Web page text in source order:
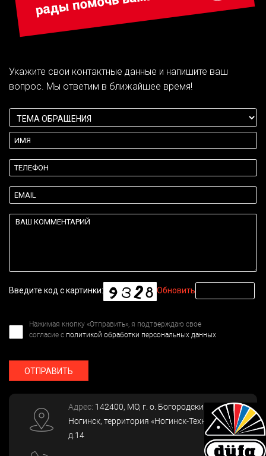
Укажите свои контактные данные и напишите ваш
вопрос. Мы ответим в ближайшее время!
Введите код с картинки: Обновить
Нажимая кнопку «Отправить», я подтверждаю свое
согласие с политикой обработки персональных данных
ОТПРАВИТЬ
Адрес: 142400, МО, г. о. Богородский, г.
Ногинск, территория «Ногинск-Технопарк»,
д.14